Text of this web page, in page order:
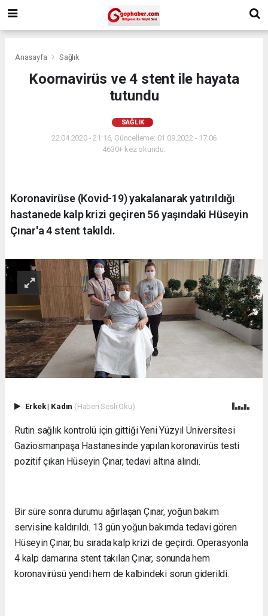
Anasayfa Sağlık
Koornavirüs ve 4 stent ile hayata
tutundu
SAĞLIK
22.04.2020 - 21:16, Güncelleme: 01.09.2022 - 17:06
4630+ kez okundu.
Koronavirüse (Kovid-19) yakalanarak yatırıldığı
hastanede kalp krizi geçiren 56 yaşındaki Hüseyin
Çınar'a 4 stent takıldı.
Erkek| Kadın (Haberi Sesli Oku)
Rutin sağlık kontrolü için gittiği Yeni Yüzyıl Üniversitesi
Gaziosmanpaşa Hastanesinde yapılan koronavirüs testi
pozitif çıkan Hüseyin Çınar, tedavi altına alındı.
Bir süre sonra durumu ağırlaşan Çınar, yoğun bakım
servisine kaldırıldı. 13 gün yoğun bakımda tedavi gören
Hüseyin Çınar, bu sırada kalp krizi de geçirdi. Operasyonla
4 kalp damarına stent takılan Çınar, sonunda hem
koronavirüsü yendi hem de kalbindeki sorun giderildi.